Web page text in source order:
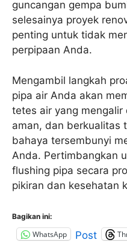
guncangan gempa
selesainya proyek
penting untuk tidak
perpipaan Anda.
Mengambil langkah
pipa air Anda akan
tetes air yang
aman, dan berkualitas
bahaya tersembunyi
Anda. Pertimbangkan
flushing pipa secara
pikiran dan kesehatan
Bagikan ini:
WhatsApp Post